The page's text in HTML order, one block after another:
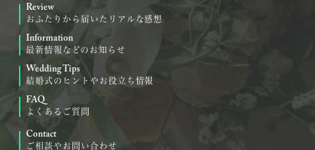
Review
おふたりから届いたリアルな感想
Information
最新情報などのお知らせ
Wedding Tips
結婚式のヒントやお役立ち情報
FAQ
よくあるご質問
Contact
ご相談やお問い合わせ